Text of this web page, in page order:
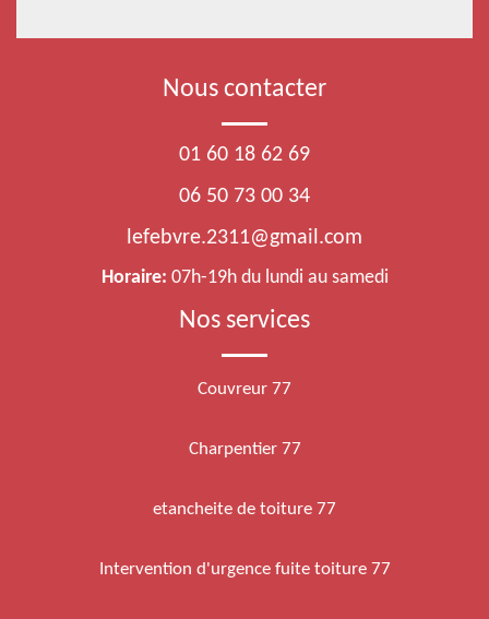
Nous contacter
01 60 18 62 69
06 50 73 00 34
lefebvre.2311@gmail.com
Horaire: 07h-19h du lundi au samedi
Nos services
Couvreur 77
Charpentier 77
etancheite de toiture 77
Intervention d'urgence fuite toiture 77